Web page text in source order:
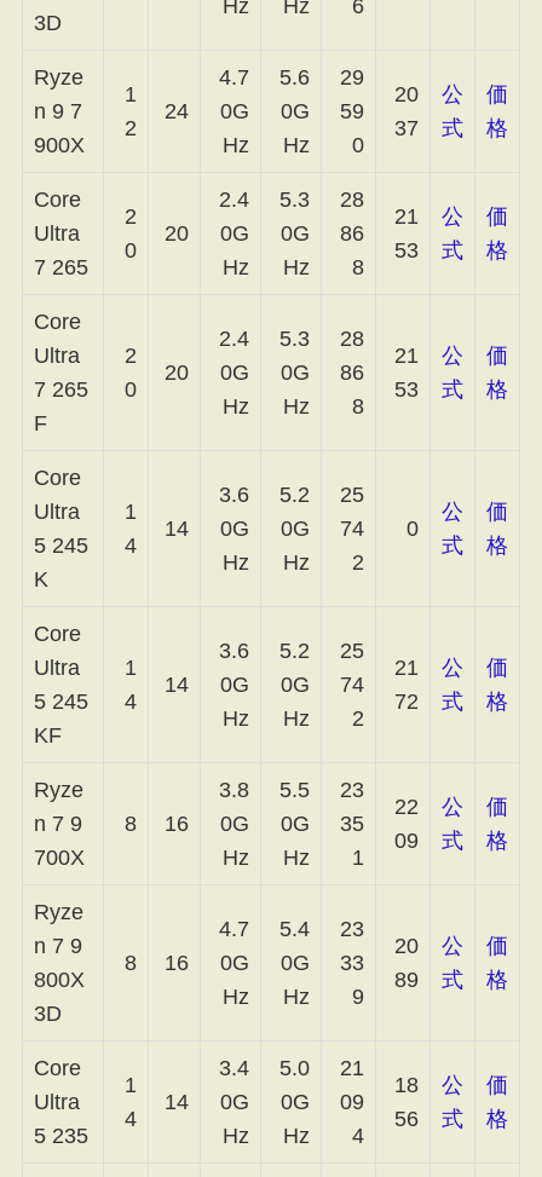
3D
Hz Hz 6
Ryze
n 9 7
900X
1
2
24
4.7
0G
Hz
5.6
0G
Hz
29
59
0
20
37
公
式
価
格
Core
Ultra
7 265
2
0
20
2.4
0G
Hz
5.3
0G
Hz
28
86
8
21
53
公
式
価
格
Core
Ultra
7 265
F
2
0
20
2.4
0G
Hz
5.3
0G
Hz
28
86
8
21
53
公
式
価
格
Core
Ultra
5 245
K
1
4
14
3.6
0G
Hz
5.2
0G
Hz
25
74
2
0
公
式
価
格
Core
Ultra
5 245
KF
1
4
14
3.6
0G
Hz
5.2
0G
Hz
25
74
2
21
72
公
式
価
格
Ryze
n 7 9
700X
8 16
3.8
0G
Hz
5.5
0G
Hz
23
35
1
22
09
公
式
価
格
Ryze
n 7 9
800X
3D
8 16
4.7
0G
Hz
5.4
0G
Hz
23
33
9
20
89
公
式
価
格
Core
Ultra
5 235
1
4
14
3.4
0G
Hz
5.0
0G
Hz
21
09
4
18
56
公
式
価
格